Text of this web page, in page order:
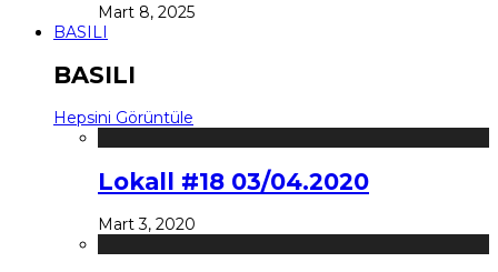
Mart 8, 2025
BASILI
BASILI
Hepsini Görüntüle
Lokall #18 03/04.2020
Mart 3, 2020